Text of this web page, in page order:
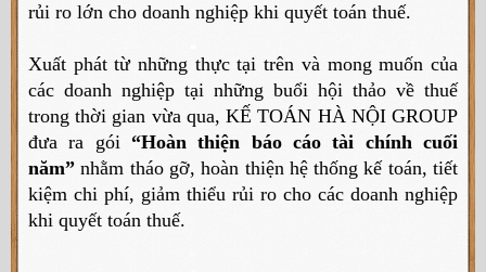
rủi ro lớn cho doanh nghiệp khi quyết toán thuế.
Xuất phát từ những thực tại trên và mong muốn của
các doanh nghiệp tại những buổi hội thảo về thuế
trong thời gian vừa qua, KẾ TOÁN HÀ NỘI GROUP
đưa ra gói “Hoàn thiện báo cáo tài chính cuối
năm”nhằm tháo gỡ, hoàn thiện hệ thống kế toán, tiết
kiệm chi phí, giảm thiểu rủi ro cho các doanh nghiệp
khi quyết toán thuế.